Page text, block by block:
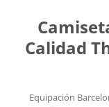
Calidad
Equipación